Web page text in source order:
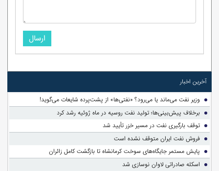
ارسال
آخرین اخبار
وزیر نفت می‌ماند یا می‌رود؟ «نفتی‌ها» از پشت‌پرده شایعات می‌گوید!
برخلاف پیش‌بینی‌ها؛ تولید نفت روسیه در ماه ژوئیه رشد کرد
توقف بارگیری نفت در مسیر خزر تأیید شد
فروش نفت ایران متوقف نشده است
پایش مستمر جایگاه‌های سوخت کرمانشاه تا بازگشت کامل زائران
اسکله صادراتی لاوان نوسازی شد